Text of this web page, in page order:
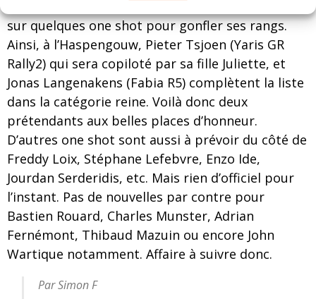
sur quelques one shot pour gonfler ses rangs.
Ainsi, à l’Haspengouw, Pieter Tsjoen (Yaris GR
Rally2) qui sera copiloté par sa fille Juliette, et
Jonas Langenakens (Fabia R5) complètent la liste
dans la catégorie reine. Voilà donc deux
prétendants aux belles places d’honneur.
D’autres one shot sont aussi à prévoir du côté de
Freddy Loix, Stéphane Lefebvre, Enzo Ide,
Jourdan Serderidis, etc. Mais rien d’officiel pour
l’instant. Pas de nouvelles par contre pour
Bastien Rouard, Charles Munster, Adrian
Fernémont, Thibaud Mazuin ou encore John
Wartique notamment. Affaire à suivre donc.
Par Simon F